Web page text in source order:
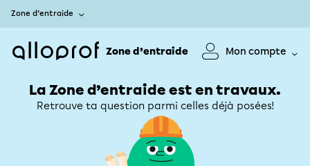
Zone d’entraide
Zone d’entraide Mon compte
La Zone d’entraide est en travaux.
Retrouve ta question parmi celles déjà posées!